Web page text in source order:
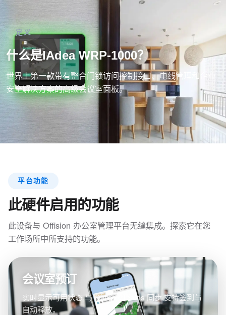
定义
什么是IAdea WRP-1000？
世界上第一款带有整合门锁访问控制接口、电线管理和企业
安全解决方案的高级会议室面板。
平台功能
此硬件启用的功能
此设备与 Offision 办公室管理平台无缝集成。探索它在您
工作场所中所支持的功能。
会议室预订
实时显示可用状态,与 Outlook/Teams 同步,支持签到与
自动释放。